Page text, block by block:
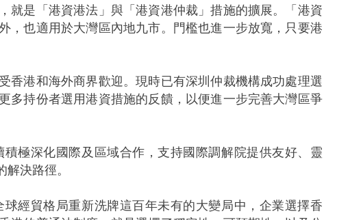
是「港資港法」與「港資港仲裁」措施的擴展。「港資
，也適用於大灣區內地九市。門檻也進一步放寬，只要港
港和海外商界歡迎。現時已有深圳仲裁機構成功處理選
多持份者選用港資措施的反饋，以便進一步完善大灣區爭
深化國際及區域合作，支持國際調解院提供友好、靈
決路徑。
貿格局重新洗牌這百年未有的大變局中，企業選擇香